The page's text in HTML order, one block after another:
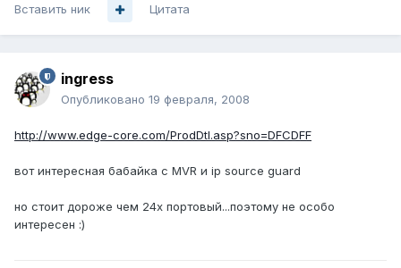
Вставить ник Цитата
ingress
Опубликовано 19 февраля, 2008
http://www.edge-core.com/ProdDtl.asp?sno=DFCDFF
вот интересная бабайка с MVR и ip source guard
но стоит дороже чем 24х портовый...поэтому не особо
интересен :)